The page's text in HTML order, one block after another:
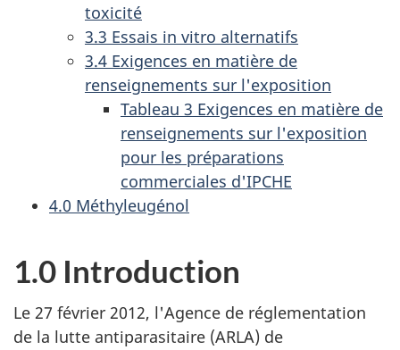
toxicité
3.3 Essais in vitro alternatifs
3.4 Exigences en matière de
renseignements sur l'exposition
Tableau 3 Exigences en matière de
renseignements sur l'exposition
pour les préparations
commerciales d'IPCHE
4.0 Méthyleugénol
1.0 Introduction
Le 27 février 2012, l'Agence de réglementation
de la lutte antiparasitaire (ARLA) de